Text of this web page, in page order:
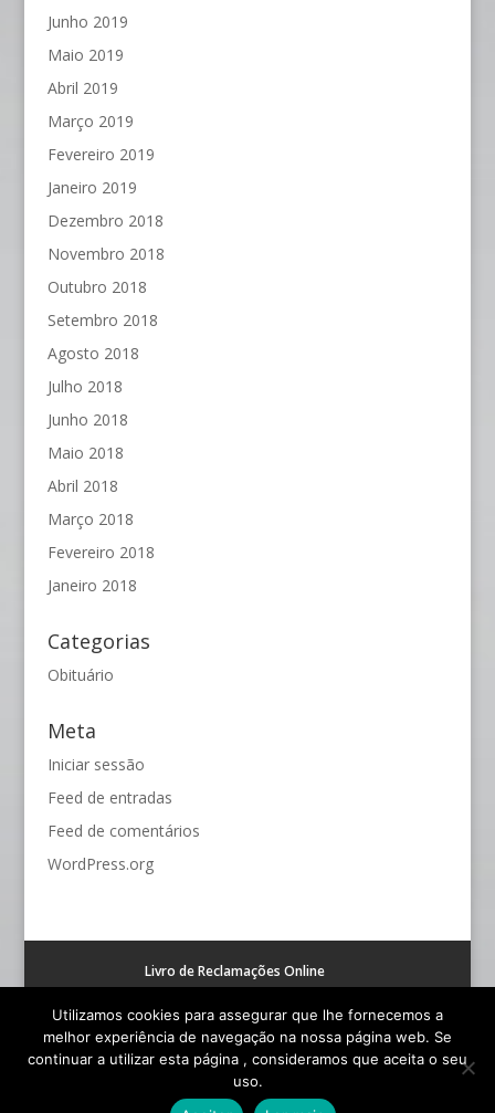
Junho 2019
Maio 2019
Abril 2019
Março 2019
Fevereiro 2019
Janeiro 2019
Dezembro 2018
Novembro 2018
Outubro 2018
Setembro 2018
Agosto 2018
Julho 2018
Junho 2018
Maio 2018
Abril 2018
Março 2018
Fevereiro 2018
Janeiro 2018
Categorias
Obituário
Meta
Iniciar sessão
Feed de entradas
Feed de comentários
WordPress.org
Livro de Reclamações Online
© Funerária S. João - Todos os Direitos Reservados |
Utilizamos cookies para assegurar que lhe fornecemos a
melhor experiência de navegação na nossa página web. Se
continuar a utilizar esta página , consideramos que aceita o seu
uso.